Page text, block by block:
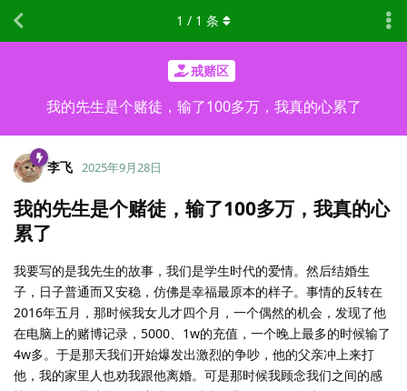
戒赌区
我的先生是个赌徒，输了100多万，我真的心累了
1 / 1 条
李飞 2025年9月28日
我的先生是个赌徒，输了100多万，我真的心
累了
我要写的是我先生的故事，我们是学生时代的爱情。然后结婚生
子，日子普通而又安稳，仿佛是幸福最原本的样子。事情的反转在
2016年五月，那时候我女儿才四个月，一个偶然的机会，发现了他
在电脑上的赌博记录，5000、1w的充值，一个晚上最多的时候输了
4w多。于是那天我们开始爆发出激烈的争吵，他的父亲冲上来打
他，我的家里人也劝我跟他离婚。可是那时候我顾念我们之间的感